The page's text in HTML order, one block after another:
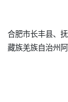
合肥市长丰县、
藏族羌族自治州